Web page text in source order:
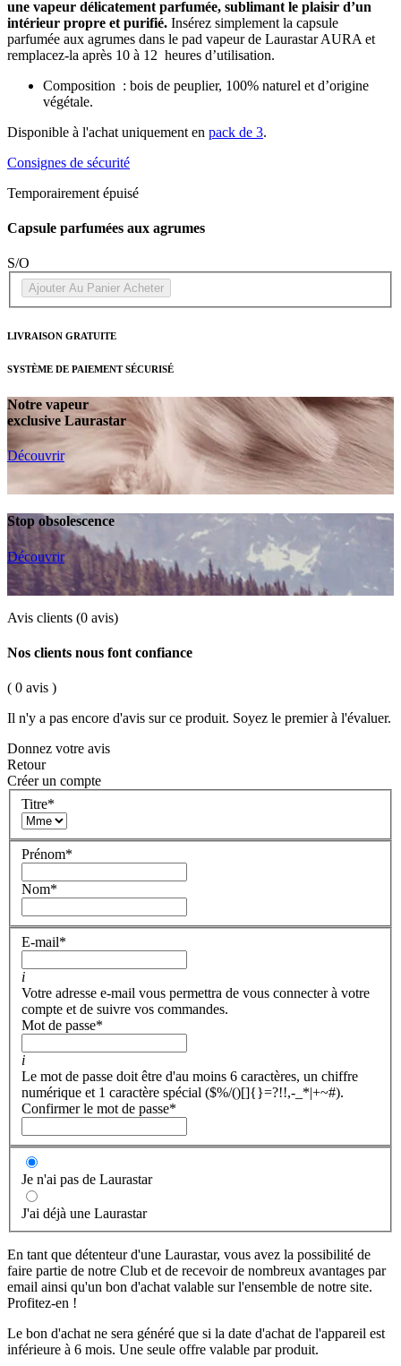
une vapeur délicatement parfumée, sublimant le plaisir d’un
intérieur propre et purifié. Insérez simplement la capsule
parfumée aux agrumes dans le pad vapeur de Laurastar AURA et
remplacez-la après 10 à 12 heures d’utilisation.
Composition : bois de peuplier, 100% naturel et d’origine
végétale.
Disponible à l'achat uniquement en pack de 3.
Consignes de sécurité
Temporairement épuisé
Capsule parfumées aux agrumes
S/O
Ajouter Au Panier Acheter
LIVRAISON GRATUITE
SYSTÈME DE PAIEMENT SÉCURISÉ
Notre vapeur
exclusive Laurastar
Découvrir
Stop obsolescence
Découvrir
Avis clients (0 avis)
Nos clients nous font confiance
( 0 avis )
Il n'y a pas encore d'avis sur ce produit. Soyez le premier à l'évaluer.
Donnez votre avis
Retour
Créer un compte
Titre*
Prénom*
Nom*
E-mail*
i
Votre adresse e-mail vous permettra de vous connecter à votre
compte et de suivre vos commandes.
Mot de passe*
i
Le mot de passe doit être d'au moins 6 caractères, un chiffre
numérique et 1 caractère spécial ($%/()[]{}=?!!,-_*|+~#).
Confirmer le mot de passe*
Je n'ai pas de Laurastar
J'ai déjà une Laurastar
En tant que détenteur d'une Laurastar, vous avez la possibilité de
faire partie de notre Club et de recevoir de nombreux avantages par
email ainsi qu'un bon d'achat valable sur l'ensemble de notre site.
Profitez-en !
Le bon d'achat ne sera généré que si la date d'achat de l'appareil est
inférieure à 6 mois. Une seule offre valable par produit.